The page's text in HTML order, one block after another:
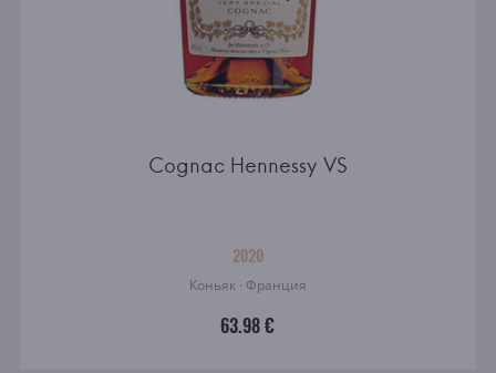
Cognac Hennessy VS
2020
Коньяк · Франция
63.98 €